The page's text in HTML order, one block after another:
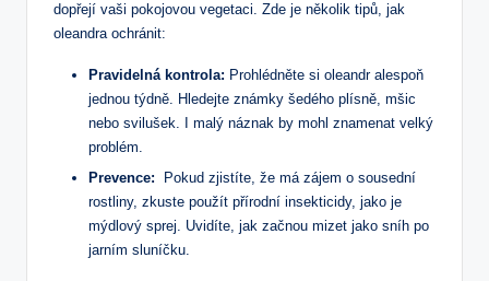
dopřejí vaši pokojovou‌ vegetaci. Zde‍ je několik tipů,‌ jak
⁣oleandra ochránit:
Pravidelná kontrola: Prohlédněte ⁣si oleandr alespoň
⁢jednou ‌týdně. Hledejte známky šedého ⁣plísně,​ mšic
nebo svilušek. ‌I malý ⁢náznak by ‌mohl znamenat velký
problém.
Prevence: ‍ Pokud ​zjistíte, že ⁢má ‌zájem o sousední⁢
rostliny, zkuste použít⁣ přírodní insekticidy, jako je
mýdlový sprej. Uvidíte, jak začnou mizet⁤ jako sníh‌ po
jarním‌ sluníčku.